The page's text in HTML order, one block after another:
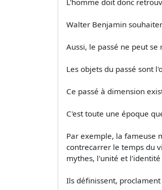
L'homme doit donc
Walter Benjamin
Aussi, le passé ne peut
Les objets du passé sont
Ce passé à dimension
C'est toute une époque
Par exemple, la fameuse
contrecarrer le temps du
mythes, l'unité et
Ils définissent,